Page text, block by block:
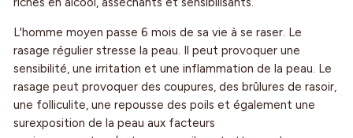
L'homme moyen passe 6 mois de sa vie à se raser. Le
rasage régulier stresse la peau. Il peut provoquer une
sensibilité, une irritation et une inflammation de la peau. Le
rasage peut provoquer des coupures, des brûlures de rasoir,
une folliculite, une repousse des poils et également une
surexposition de la peau aux facteurs